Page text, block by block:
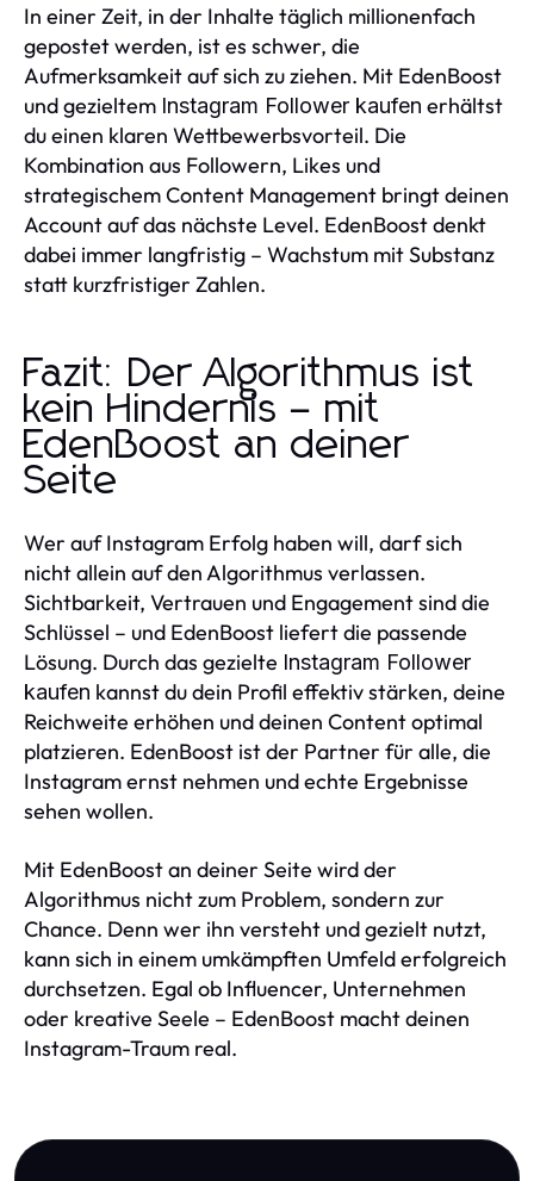
In einer Zeit, in der Inhalte täglich millionenfach
gepostet werden, ist es schwer, die
Aufmerksamkeit auf sich zu ziehen. Mit EdenBoost
und gezieltem Instagram Follower kaufen erhältst
du einen klaren Wettbewerbsvorteil. Die
Kombination aus Followern, Likes und
strategischem Content Management bringt deinen
Account auf das nächste Level. EdenBoost denkt
dabei immer langfristig – Wachstum mit Substanz
statt kurzfristiger Zahlen.
Fazit: Der Algorithmus ist
kein Hindernis – mit
EdenBoost an deiner
Seite
Wer auf Instagram Erfolg haben will, darf sich
nicht allein auf den Algorithmus verlassen.
Sichtbarkeit, Vertrauen und Engagement sind die
Schlüssel – und EdenBoost liefert die passende
Lösung. Durch das gezielte Instagram Follower
kaufen kannst du dein Profil effektiv stärken, deine
Reichweite erhöhen und deinen Content optimal
platzieren. EdenBoost ist der Partner für alle, die
Instagram ernst nehmen und echte Ergebnisse
sehen wollen.
Mit EdenBoost an deiner Seite wird der
Algorithmus nicht zum Problem, sondern zur
Chance. Denn wer ihn versteht und gezielt nutzt,
kann sich in einem umkämpften Umfeld erfolgreich
durchsetzen. Egal ob Influencer, Unternehmen
oder kreative Seele – EdenBoost macht deinen
Instagram-Traum real.